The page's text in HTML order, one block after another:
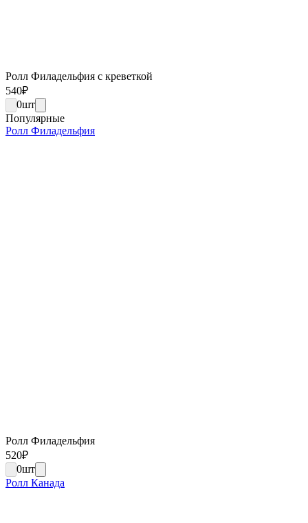
Ролл Филадельфия с креветкой
540₽
0шт
Популярные
Ролл Филадельфия
Ролл Филадельфия
520₽
0шт
Ролл Канада